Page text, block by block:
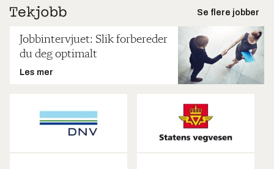
Se flere jobber
Jobbintervjuet: Slik forbereder
du deg optimalt
Les mer